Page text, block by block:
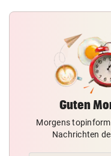
Guten
Morgens
Nachrichten